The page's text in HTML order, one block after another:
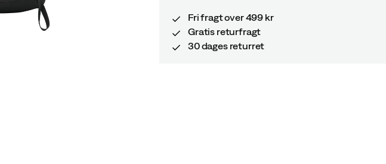
Fri fragt over 499 kr
Gratis returfragt
30 dages returret